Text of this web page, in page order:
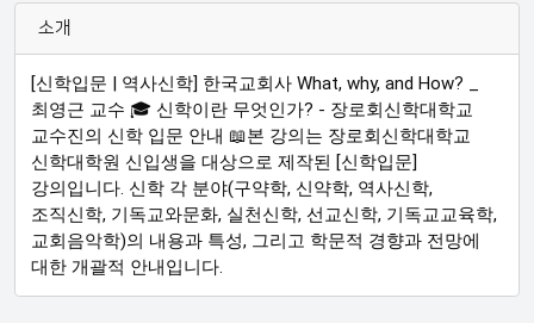
소개
[신학입문 | 역사신학] 한국교회사 What, why, and How? _
최영근 교수 🎓 신학이란 무엇인가? - 장로회신학대학교
교수진의 신학 입문 안내 📖본 강의는 장로회신학대학교
신학대학원 신입생을 대상으로 제작된 [신학입문]
강의입니다. 신학 각 분야(구약학, 신약학, 역사신학,
조직신학, 기독교와문화, 실천신학, 선교신학, 기독교교육학,
교회음악학)의 내용과 특성, 그리고 학문적 경향과 전망에
대한 개괄적 안내입니다.